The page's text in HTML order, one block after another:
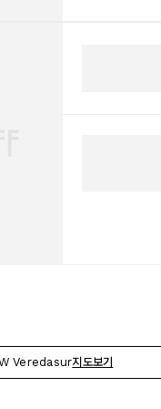
Veredasur지도보기